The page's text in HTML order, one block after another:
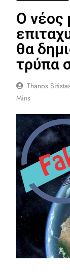
Ο νέος
θα
τρύπα
Thanos
Mins